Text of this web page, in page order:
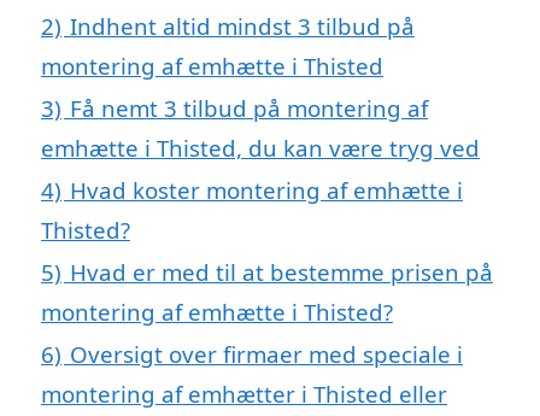
2) Indhent altid mindst 3 tilbud på
montering af emhætte i Thisted
3) Få nemt 3 tilbud på montering af
emhætte i Thisted, du kan være tryg ved
4) Hvad koster montering af emhætte i
Thisted?
5) Hvad er med til at bestemme prisen på
montering af emhætte i Thisted?
6) Oversigt over firmaer med speciale i
montering af emhætter i Thisted eller